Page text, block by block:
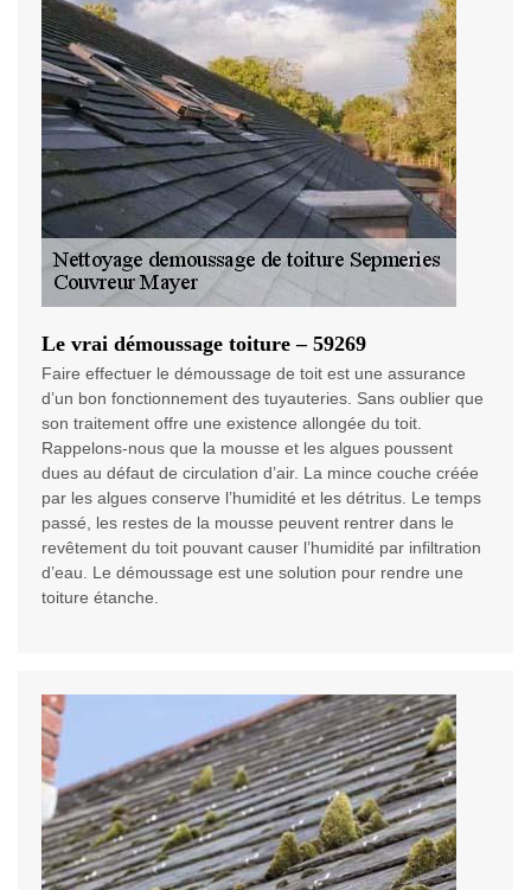
Le vrai démoussage toiture – 59269
Faire effectuer le démoussage de toit est une assurance
d’un bon fonctionnement des tuyauteries. Sans oublier que
son traitement offre une existence allongée du toit.
Rappelons-nous que la mousse et les algues poussent
dues au défaut de circulation d’air. La mince couche créée
par les algues conserve l’humidité et les détritus. Le temps
passé, les restes de la mousse peuvent rentrer dans le
revêtement du toit pouvant causer l’humidité par infiltration
d’eau. Le démoussage est une solution pour rendre une
toiture étanche.